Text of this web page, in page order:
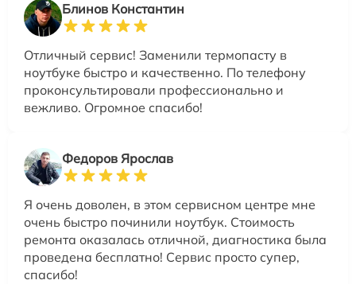
Блинов Константин
Отличный сервис! Заменили термопасту в
ноутбуке быстро и качественно. По телефону
проконсультировали профессионально и
вежливо. Огромное спасибо!
Федоров Ярослав
Я очень доволен, в этом сервисном центре мне
очень быстро починили ноутбук. Стоимость
ремонта оказалась отличной, диагностика была
проведена бесплатно! Сервис просто супер,
спасибо!